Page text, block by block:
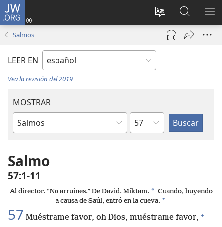
JW.ORG
Cambiar
idioma
del sitio
Iniciar
sesión
(abre
nueva
en
jw.org
Salmos
LEER EN
Vea la revisión del 2019
MOSTRAR
Libro
la
Biblia
Capítulo
Salmo
57:1-11
Al director. “No arruines.” De David. Miktam. * Cuando, huyendo
a causa de Saúl, entró en la cueva. +
57 Muéstrame favor, oh Dios, muéstrame favor, +